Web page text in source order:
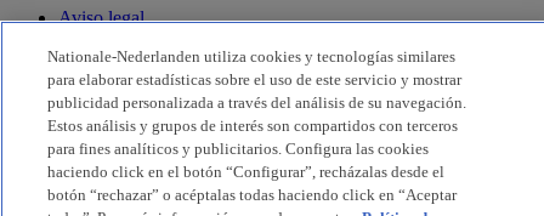
Aviso legal
Seguridad
Privacidad
Cookies
Declaración Accesibilidad
Configurar Cookies
Nationale-Nederlanden utiliza cookies y tecnologías similares
para elaborar estadísticas sobre el uso de este servicio y mostrar
publicidad personalizada a través del análisis de su navegación.
Estos análisis y grupos de interés son compartidos con terceros
para fines analíticos y publicitarios. Configura las cookies
haciendo click en el botón “Configurar”, recházalas desde el
botón “rechazar” o acéptalas todas haciendo click en “Aceptar